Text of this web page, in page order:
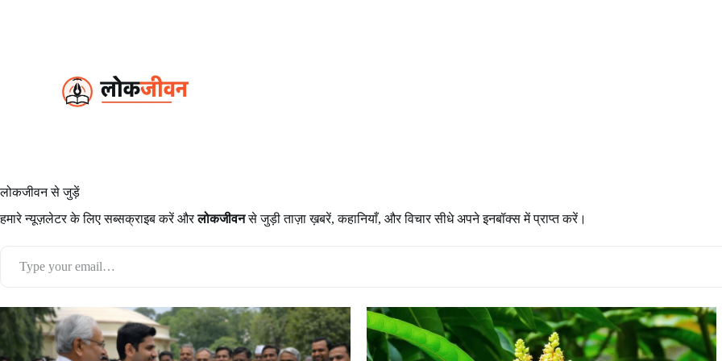
t
लोकजीवन से जुड़ें
हमारे न्यूज़लेटर के लिए सब्सक्राइब करें औरलोकजीवनसे जुड़ी ताज़ा ख़बरें, कहानियाँ, और विचार सीधे अपने इनबॉक्स में प्राप्त करें।